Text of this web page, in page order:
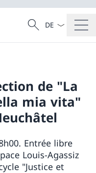
Suche
Suche
Sprach
de "La
mia vita"
Entrée libre
Louis-Agassiz
"Justice et